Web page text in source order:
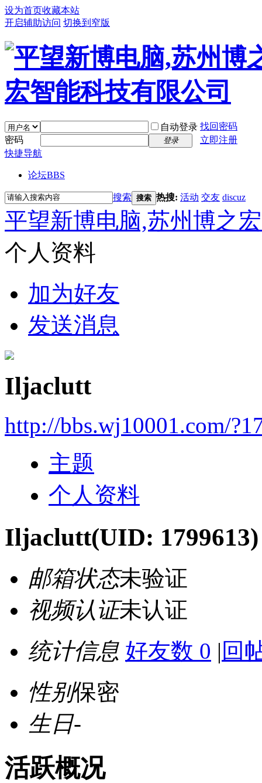
设为首页收藏本站
开启辅助访问 切换到窄版
自动登录 找回密码
密码
登录
立即注册
快捷导航
论坛BBS
搜索 搜索 热搜: 活动 交友 discuz
平望新博电脑,苏州博之
个人资料
加为好友
发送消息
Iljaclutt
http://bbs.wj10001.com/
主题
个人资料
Iljaclutt(UID: 1799613)
邮箱状态未验证
视频认证未认证
统计信息 好友数 0 | 回
性别保密
生日-
活跃概况